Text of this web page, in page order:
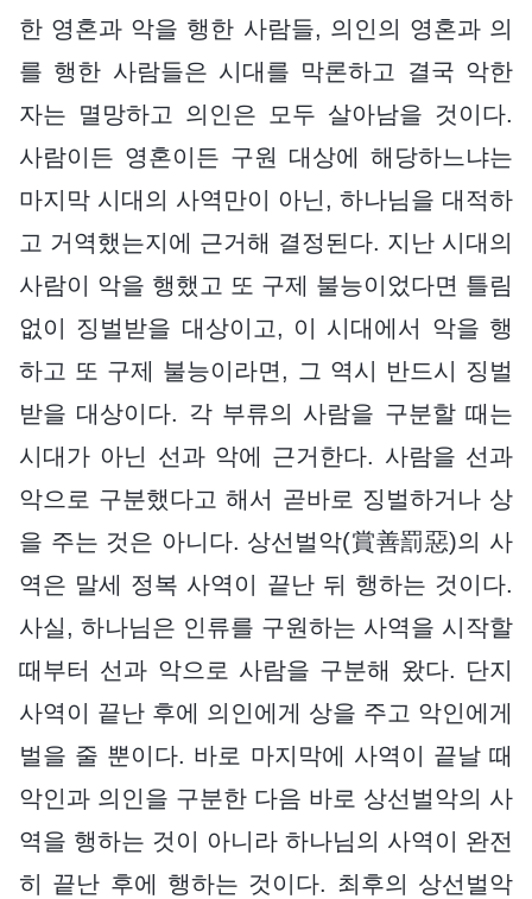
한 영혼과 악을 행한 사람들, 의인의 영혼과 의
를 행한 사람들은 시대를 막론하고 결국 악한
자는 멸망하고 의인은 모두 살아남을 것이다.
사람이든 영혼이든 구원 대상에 해당하느냐는
마지막 시대의 사역만이 아닌, 하나님을 대적하
고 거역했는지에 근거해 결정된다. 지난 시대의
사람이 악을 행했고 또 구제 불능이었다면 틀림
없이 징벌받을 대상이고, 이 시대에서 악을 행
하고 또 구제 불능이라면, 그 역시 반드시 징벌
받을 대상이다. 각 부류의 사람을 구분할 때는
시대가 아닌 선과 악에 근거한다. 사람을 선과
악으로 구분했다고 해서 곧바로 징벌하거나 상
을 주는 것은 아니다. 상선벌악(賞善罰惡)의 사
역은 말세 정복 사역이 끝난 뒤 행하는 것이다.
사실, 하나님은 인류를 구원하는 사역을 시작할
때부터 선과 악으로 사람을 구분해 왔다. 단지
사역이 끝난 후에 의인에게 상을 주고 악인에게
벌을 줄 뿐이다. 바로 마지막에 사역이 끝날 때
악인과 의인을 구분한 다음 바로 상선벌악의 사
역을 행하는 것이 아니라 하나님의 사역이 완전
히 끝난 후에 행하는 것이다. 최후의 상선벌악